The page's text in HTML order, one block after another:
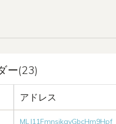
ー(23)
アドレス
MLJ11FmnsikavGbcHm9Hpf